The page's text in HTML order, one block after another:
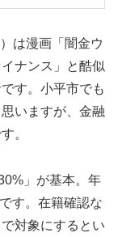
は漫画「闇金ウ
ナンス」と酷似
す。小平市でも
いますが、金融
。
」が基本。年
す。在籍確認な
対象にするとい